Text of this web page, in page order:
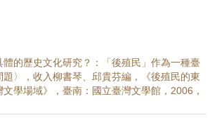
體的歷史文化研究？：「後殖民」作為一種臺
〉，收入柳書琴、邱貴芬編，《後殖民的東
學場域》，臺南：國立臺灣文學館，2006，